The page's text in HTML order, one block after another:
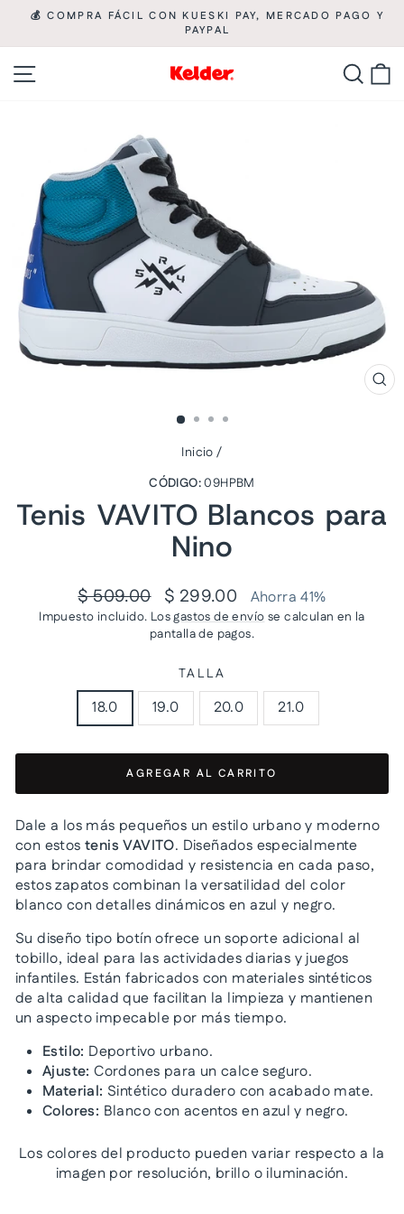
al
contenido
diapositivas
pausa
💰 COMPRA FÁCIL CON KUESKI PAY, MERCADO PAGO Y
PAYPAL
Inicio /
CÓDIGO:09HPBM
Tenis VAVITO Blancos para
Nino
Precio
habitual
$ 509.00
Precio
de
oferta
$ 299.00 Ahorra 41%
Impuesto incluido. Losgastos de envío se calculan en la
pantalla de pagos.
TALLA
18.0 19.0 20.0 21.0
AGREGAR AL CARRITO
Dale a los más pequeños un estilo urbano y moderno
con estostenis VAVITO. Diseñados especialmente
para brindar comodidad y resistencia en cada paso,
estos zapatos combinan la versatilidad del color
blanco con detalles dinámicos en azul y negro.
Su diseño tipo botín ofrece un soporte adicional al
tobillo, ideal para las actividades diarias y juegos
infantiles. Están fabricados con materiales sintéticos
de alta calidad que facilitan la limpieza y mantienen
un aspecto impecable por más tiempo.
Estilo: Deportivo urbano.
Ajuste: Cordones para un calce seguro.
Material: Sintético duradero con acabado mate.
Colores: Blanco con acentos en azul y negro.
Los colores del producto pueden variar respecto a la
imagen por resolución, brillo o iluminación.